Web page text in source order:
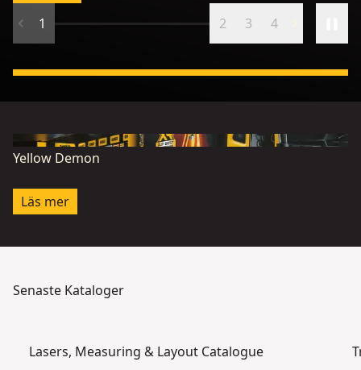
1
2 3 4
Yellow Demon
Läs mer
Senaste Kataloger
Lasers, Measuring & Layout Catalogue